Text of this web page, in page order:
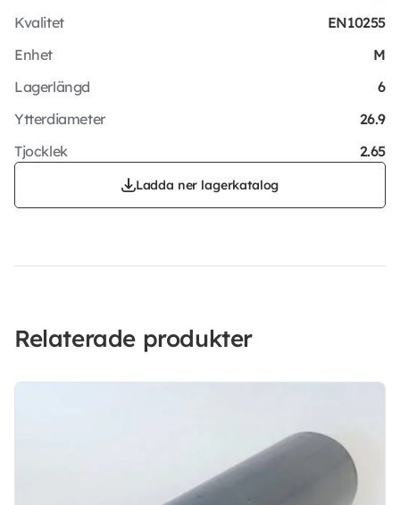
Kvalitet
EN10255
Enhet
M
Lagerlängd
6
Ytterdiameter
26.9
Tjocklek
2.65
Ladda ner lagerkatalog
Relaterade produkter